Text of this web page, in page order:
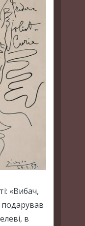
«Вибач,
подарував
в